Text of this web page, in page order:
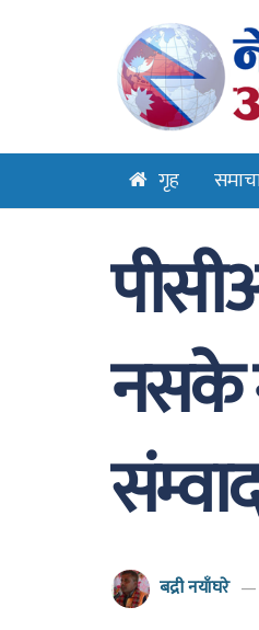
गृह
नसके
बद्री नयाँघरे